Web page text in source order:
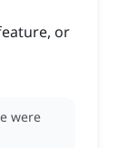
or
were